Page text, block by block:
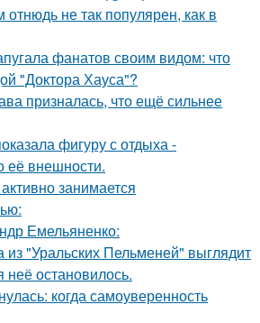
не так популярен, как в
фанатов своим видом: что
"Доктора Хауса"?
призналась, что ещё сильнее
фигуру с отдыха -
её внешности.
занимается
Емельяненко:
"Уральских Пельменей" выглядит
неё остановилось.
когда самоуверенность